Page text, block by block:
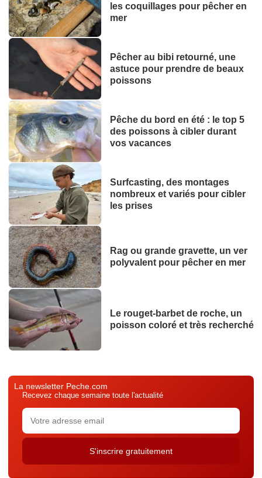
les coquillages pour pêcher en
mer
Pêcher au bibi retourné, une
astuce pour prendre de beaux
poissons
Pêche du bord en été : le top 5
des poissons à cibler durant
vos vacances
Surfcasting, des montages
nombreux et variés pour cibler
les prises
Rag ou grande gravette, un ver
polyvalent pour pêcher en mer
Le rouget-barbet de roche, un
poisson coloré et très recherché
La newsletter Peche.com
Recevez chaque semaine toute l'actualité